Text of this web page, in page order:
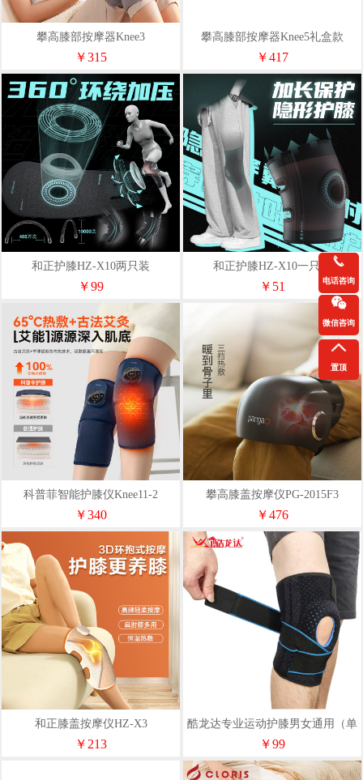
攀高膝部按摩器Knee3
￥315
攀高膝部按摩器Knee5礼盒款
￥417
和正护膝HZ-X10两只装
￥99
和正护膝HZ-X10一只装
￥51
科普菲智能护膝仪Knee11-2
￥340
攀高膝盖按摩仪PG-2015F3
￥476
和正膝盖按摩仪HZ-X3
￥213
酷龙达专业运动护膝男女通用（单
只）CLD-JS01
￥99
电话咨询
微信咨询
置顶